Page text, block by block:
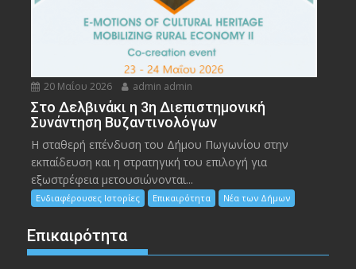
20 Μαΐου 2026 admin admin
Στο Δελβινάκι η 3η Διεπιστημονική
Συνάντηση Βυζαντινολόγων
Η σταθερή επένδυση του Δήμου Πωγωνίου στην
εκπαίδευση και η στρατηγική του επιλογή για
εξωστρέφεια μετουσιώνονται...
Ενδιαφέρουσες Ιστορίες Επικαιρότητα Νέα των Δήμων
Επικαιρότητα